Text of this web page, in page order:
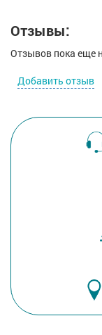
Отзывы:
Отзывов пока еще
Добавить отзыв